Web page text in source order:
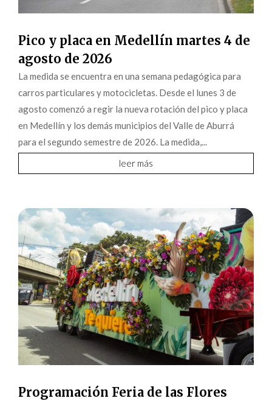
Pico y placa en Medellín martes 4 de
agosto de 2026
La medida se encuentra en una semana pedagógica para
carros particulares y motocicletas. Desde el lunes 3 de
agosto comenzó a regir la nueva rotación del pico y placa
en Medellín y los demás municipios del Valle de Aburrá
para el segundo semestre de 2026. La medida,...
leer más
Programación Feria de las Flores